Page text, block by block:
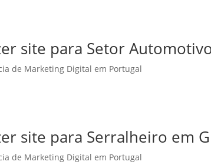
site para Setor
de Marketing Digital em Portugal
site para Serralheiro em
de Marketing Digital em Portugal